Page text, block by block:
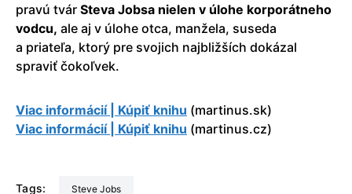
pravú tvár Steva Jobsa nielen v úlohe korporátneho
vodcu, ale aj v úlohe otca, manžela, suseda
a priateľa, ktorý pre svojich najbližších dokázal
spraviť čokoľvek.
Viac informácií | Kúpiť knihu (martinus.sk)
Viac informácií | Kúpiť knihu (martinus.cz)
Tags: Steve Jobs